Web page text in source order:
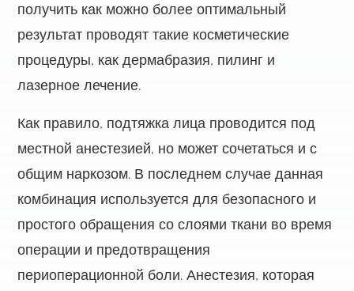
получить как можно более оптимальный
результат проводят такие косметические
процедуры, как дермабразия, пилинг и
лазерное лечение.
Как правило, подтяжка лица проводится под
местной анестезией, но может сочетаться и с
общим наркозом. В последнем случае данная
комбинация используется для безопасного и
простого обращения со слоями ткани во время
операции и предотвращения
периоперационной боли. Анестезия, которая